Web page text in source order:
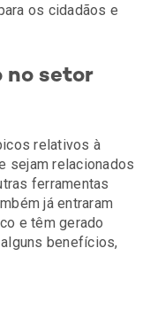
os cidadãos e
no setor
relativos à
sejam relacionados
ferramentas
já entraram
e têm gerado
benefícios,